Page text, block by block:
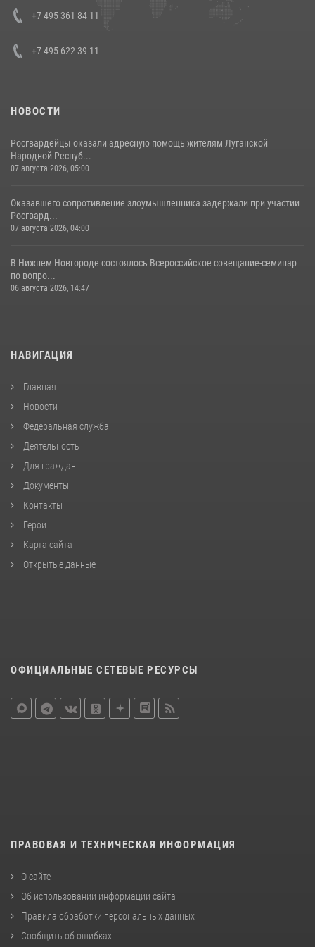
+7 495 361 84 11
+7 495 622 39 11
НОВОСТИ
Росгвардейцы оказали адресную помощь жителям Луганской
Народной Респуб...
07 августа 2026, 05:00
Оказавшего сопротивление злоумышленника задержали при участии
Росгвард...
07 августа 2026, 04:00
В Нижнем Новгороде состоялось Всероссийское совещание-семинар
по вопро...
06 августа 2026, 14:47
НАВИГАЦИЯ
Главная
Новости
Федеральная служба
Деятельность
Для граждан
Документы
Контакты
Герои
Карта сайта
Открытые данные
ОФИЦИАЛЬНЫЕ СЕТЕВЫЕ РЕСУРСЫ
ПРАВОВАЯ И ТЕХНИЧЕСКАЯ ИНФОРМАЦИЯ
О сайте
Об использовании информации сайта
Правила обработки персональных данных
Сообщить об ошибках